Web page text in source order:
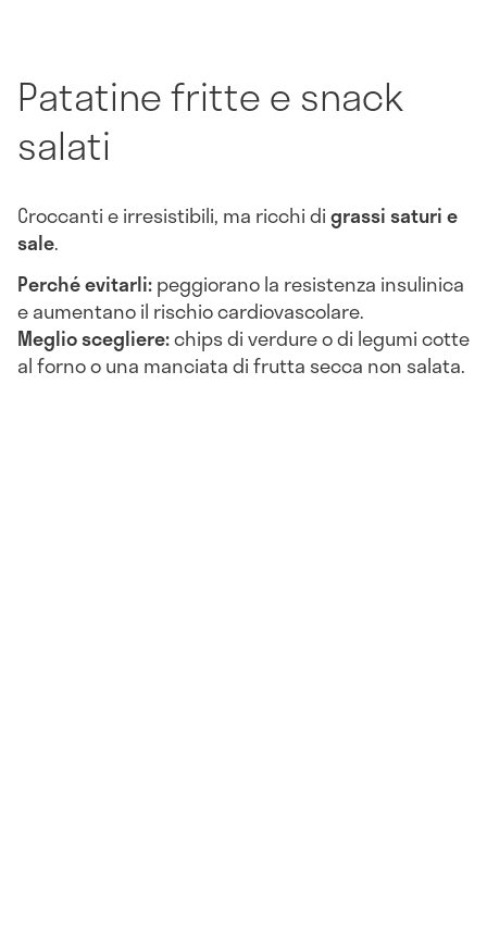
Patatine fritte e snack
salati
Croccanti e irresistibili, ma ricchi digrassi saturi e
sale.
Perché evitarli:peggiorano la resistenza insulinica
e aumentano il rischio cardiovascolare.
Meglio scegliere:chips di verdure o di legumi cotte
al forno o una manciata di frutta secca non salata.